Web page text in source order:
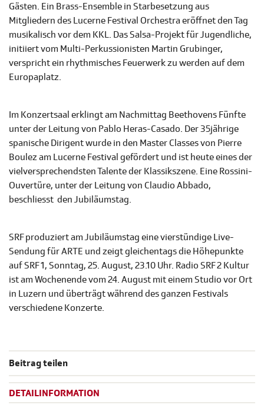
Gästen. Ein Brass-Ensemble in Starbesetzung aus
Mitgliedern des Lucerne Festival Orchestra eröffnet den Tag
musikalisch vor dem KKL. Das Salsa-Projekt für Jugendliche,
initiiert vom Multi-Perkussionisten Martin Grubinger,
verspricht ein rhythmisches Feuerwerk zu werden auf dem
Europaplatz.
Im Konzertsaal erklingt am Nachmittag Beethovens Fünfte
unter der Leitung von Pablo Heras-Casado. Der 35jährige
spanische Dirigent wurde in den Master Classes von Pierre
Boulez am Lucerne Festival gefördert und ist heute eines der
vielversprechendsten Talente der Klassikszene. Eine Rossini-
Ouvertüre, unter der Leitung von Claudio Abbado,
beschliesst den Jubiläumstag.
SRF produziert am Jubiläumstag eine vierstündige Live-
Sendung für ARTE und zeigt gleichentags die Höhepunkte
auf SRF 1, Sonntag, 25. August, 23.10 Uhr. Radio SRF 2 Kultur
ist am Wochenende vom 24. August mit einem Studio vor Ort
in Luzern und überträgt während des ganzen Festivals
verschiedene Konzerte.
Beitrag teilen
DETAILINFORMATION